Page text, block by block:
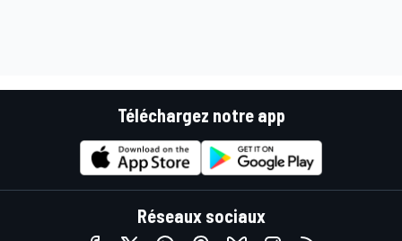
Téléchargez notre app
Réseaux sociaux